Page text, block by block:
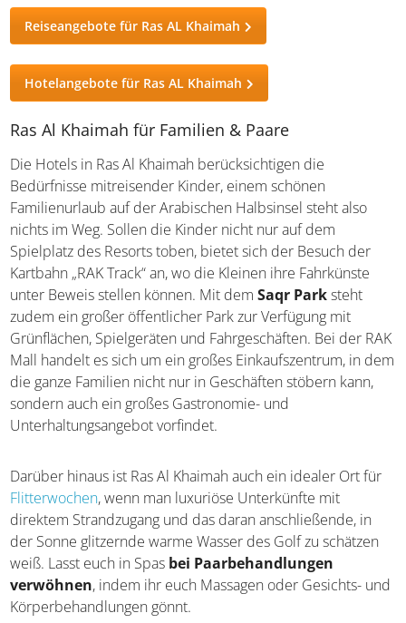
Reiseangebote für Ras AL Khaimah
Hotelangebote für Ras AL Khaimah
Ras Al Khaimah für Familien & Paare
Die Hotels in Ras Al Khaimah berücksichtigen die
Bedürfnisse mitreisender Kinder, einem schönen
Familienurlaub auf der Arabischen Halbsinsel steht also
nichts im Weg. Sollen die Kinder nicht nur auf dem
Spielplatz des Resorts toben, bietet sich der Besuch der
Kartbahn „RAK Track“ an, wo die Kleinen ihre Fahrkünste
unter Beweis stellen können. Mit demSaqr Parksteht
zudem ein großer öffentlicher Park zur Verfügung mit
Grünflächen, Spielgeräten und Fahrgeschäften. Bei der RAK
Mall handelt es sich um ein großes Einkaufszentrum, in dem
die ganze Familien nicht nur in Geschäften stöbern kann,
sondern auch ein großes Gastronomie- und
Unterhaltungsangebot vorfindet.
Darüber hinaus ist Ras Al Khaimah auch ein idealer Ort für
Flitterwochen, wenn man luxuriöse Unterkünfte mit
direktem Strandzugang und das daran anschließende, in
der Sonne glitzernde warme Wasser des Golf zu schätzen
weiß. Lasst euch in Spas bei Paarbehandlungen
verwöhnen, indem ihr euch Massagen oder Gesichts- und
Körperbehandlungen gönnt.